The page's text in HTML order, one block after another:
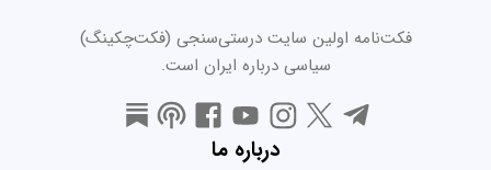
فکت‌نامه اولین سایت درستی‌سنجی (فکت‌چکینگ)
سیاسی درباره ایران است.
درباره ما